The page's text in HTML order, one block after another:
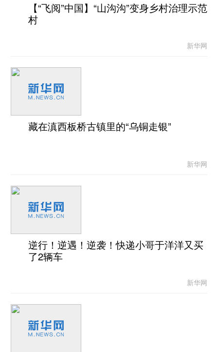
【“飞阅”中国】“山沟沟”变身乡村治理示范
村
新华网
藏在滇西板桥古镇里的“乌铜走银”
新华网
逆行！逆遇！逆袭！快递小哥于洋洋又买
了2辆车
新华网